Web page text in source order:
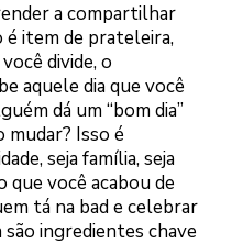
a compartilhar
é item de prateleira,
divide, o
aquele dia que você
dá um “bom dia”
mudar? Isso é
seja família, seja
você acabou de
tá na bad e celebrar
ingredientes chave